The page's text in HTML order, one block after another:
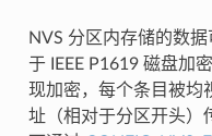
NVS 分区内存储的数
于 IEEE P1619 磁盘加
现加密，每个条目被均
址（相对于分区开头）